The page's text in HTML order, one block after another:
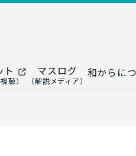
ト
聴）
マスログ
（解説メディア）
和からに